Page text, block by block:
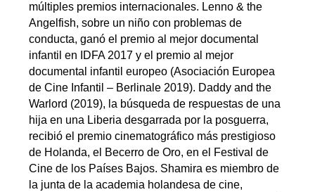
múltiples premios internacionales. Lenno & the
Angelfish, sobre un niño con problemas de
conducta, ganó el premio al mejor documental
infantil en IDFA 2017 y el premio al mejor
documental infantil europeo (Asociación Europea
de Cine Infantil – Berlinale 2019). Daddy and the
Warlord (2019), la búsqueda de respuestas de una
hija en una Liberia desgarrada por la posguerra,
recibió el premio cinematográfico más prestigioso
de Holanda, el Becerro de Oro, en el Festival de
Cine de los Países Bajos. Shamira es miembro de
la junta de la academia holandesa de cine,